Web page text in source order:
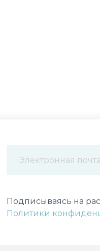
Подписываясь на
Политики